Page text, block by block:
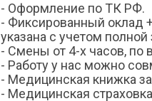
- Оформление по ТК РФ.
- Фиксированный оклад
указана с учетом полной
- Смены от 4-х часов,
- Работу у нас можно
- Медицинская книжка
- Медицинская